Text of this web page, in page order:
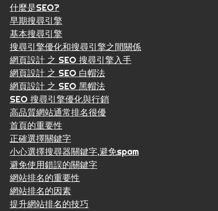
什麼是SEO?
早期搜尋引擎
基本搜尋引擎
搜尋引擎優化和搜尋引擎之間關係
網頁設計 之 SEO 搜尋引擎入手
網頁設計 之 SEO 白帽法
網頁設計 之 SEO 黑帽法
SEO 搜尋引擎優化與行銷
高品質網站通常排名很優
首頁的重要性
正確選擇關鍵字
小心選擇搜尋器關鍵字,避免spam
避免使用錯誤的關鍵字
網站排名的重要性
網站排名的因素
提升網站排名的技巧